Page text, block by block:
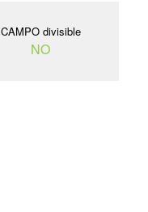
CAMPO divisible
NO